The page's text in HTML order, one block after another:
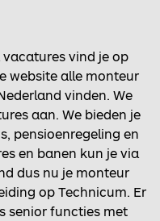
vind je op
website alle monteur
vinden. We
aan. We bieden je
pensioenregeling en
en banen kun je via
dus nu je monteur
op Technicum. Er
senior functies met